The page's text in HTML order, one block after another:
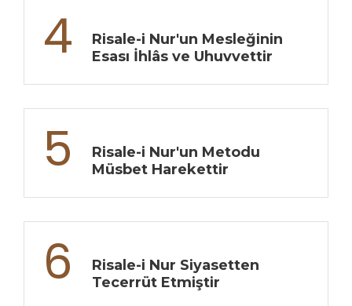
4
Risale-i Nur'un Mesleğinin
Esası İhlâs ve Uhuvvettir
5
Risale-i Nur'un Metodu
Müsbet Harekettir
6
Risale-i Nur Siyasetten
Tecerrüt Etmiştir